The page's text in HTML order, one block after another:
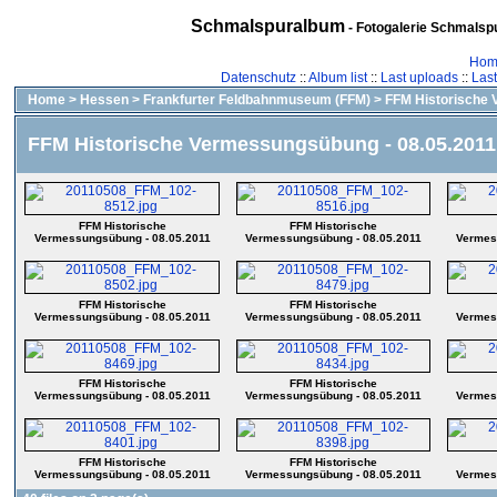
Schmalspuralbum- Fotogalerie
Datenschutz::Album list:: Last uploads::
Home > Hessen > Frankfurter Feldbahnmuseum (FFM) > FFM Historische
FFM Historische Vermessungsübung - 08.05.2011
FFM Historische
Vermessungsübung - 08.05.2011
FFM Historische
Vermessungsübung - 08.05.2011
FFM Historische
Vermessungsübung - 08.05.2011
FFM Historische
Vermessungsübung - 08.05.2011
FFM Historische
Vermessungsübung - 08.05.2011
FFM Historische
Vermessungsübung - 08.05.2011
FFM Historische
Vermessungsübung - 08.05.2011
FFM Historische
Vermessungsübung - 08.05.2011